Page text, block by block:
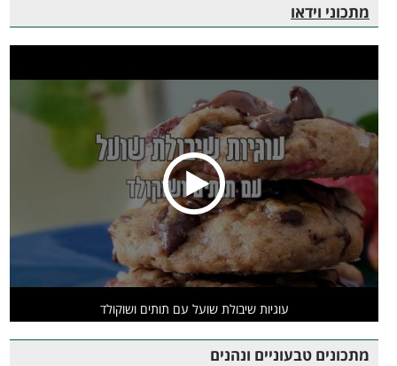
מתכוני וידאו
עוגיות שיבולת שועל עם תותים ושוקולד
מתכונים טבעוניים ונהנים